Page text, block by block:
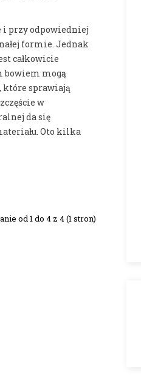
i przy odpowiedniej
formie. Jednak
całkowicie
bowiem mogą
które sprawiają
w
da się
Oto kilka
od 1 do 4 z 4 (1 stron)